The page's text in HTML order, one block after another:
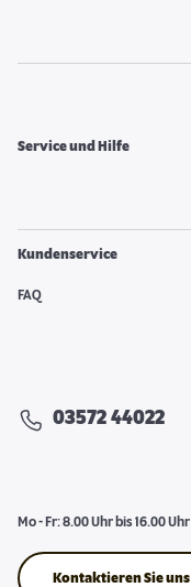
Service und Hilfe
Kundenservice
FAQ
03572 44022
Mo - Fr: 8.00 Uhr bis 16.00 Uhr
Kontaktieren Sie uns